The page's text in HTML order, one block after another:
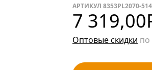
АРТИКУЛ 8353PL2070-514
7 319,00
Оптовые скидки по